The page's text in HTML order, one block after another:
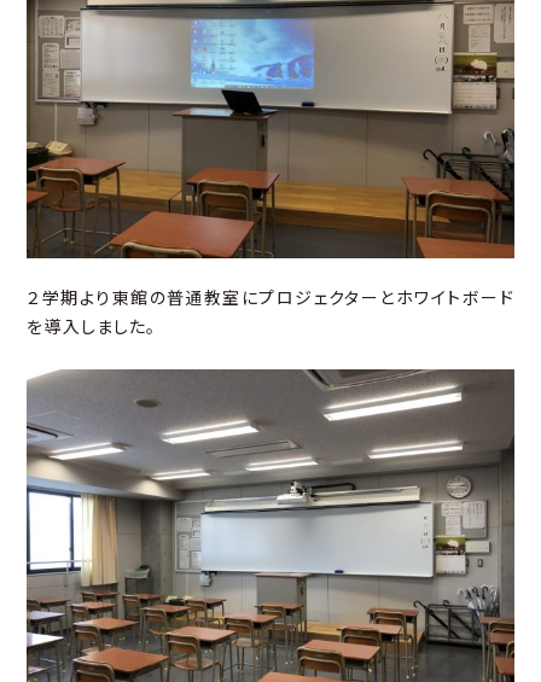
２学期より東館の普通教室にプロジェクターとホワイトボード
を導入しました。